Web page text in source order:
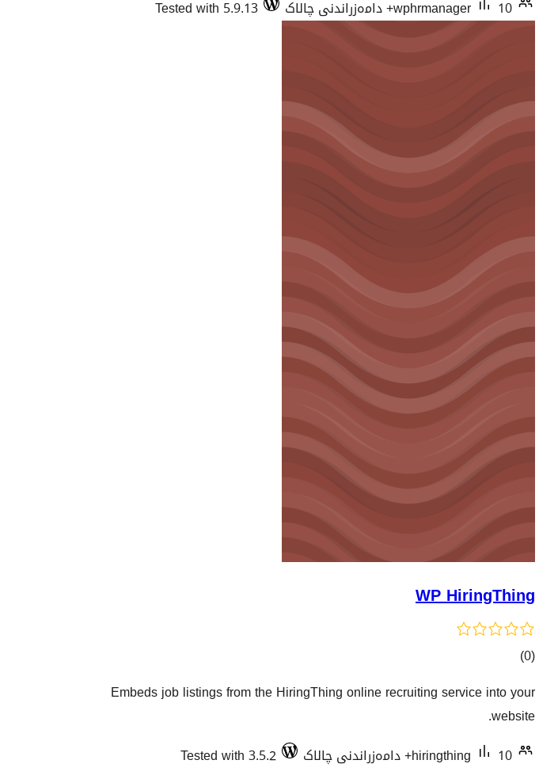
wphrmanager
10+ دامەزراندنی چالاک Tested with 5.9.13
WP HiringThing
(0 کۆی
هەڵسەنگاندنەکان
)
Embeds job listings from the HiringThing online recruiting service into your
website.
hiringthing
10+ دامەزراندنی چالاک Tested with 3.5.2